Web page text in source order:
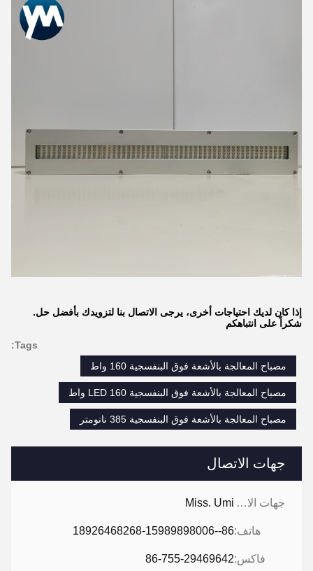
جهات الاتصال
جهات الاتصال: Miss. Umi
هاتف:86--18926468268-15989898006
فاكس:86-755-29469642
إذا كان لديك احتياجات أخرى، يرجى الاتصال بنا لتزويدك بأفضل حل.
شكراً على انتباهكم
Tags:
مصباح المعالجة بالأشعة فوق البنفسجية 160 واط
مصباح المعالجة بالأشعة فوق البنفسجية LED 160 واط
مصباح المعالجة بالأشعة فوق البنفسجية 385 نانومتر